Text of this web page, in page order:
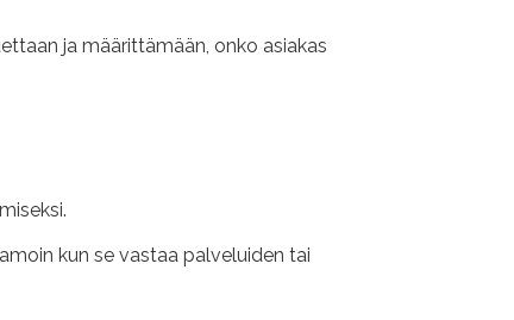
ja määrittämään, onko asiakas
kun se vastaa palveluiden tai